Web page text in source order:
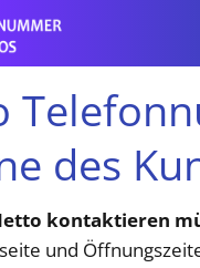
des
kontaktieren
und